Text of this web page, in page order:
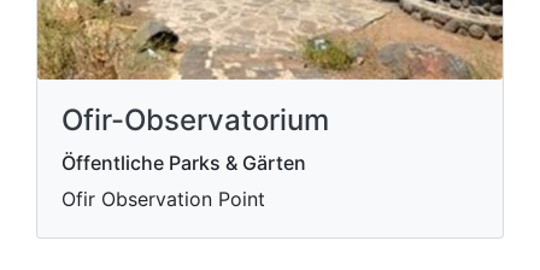
Ofir-Observatorium
Öffentliche Parks & Gärten
Ofir Observation Point